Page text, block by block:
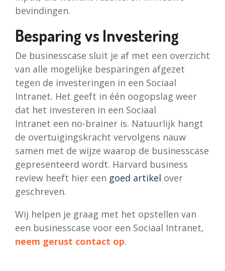
bevindingen.
Besparing vs Investering
De businesscase sluit je af met een overzicht
van alle mogelijke besparingen afgezet
tegen de investeringen in een Sociaal
Intranet. Het geeft in één oogopslag weer
dat het investeren in een Sociaal
Intranet een no-brainer is. Natuurlijk hangt
de overtuigingskracht vervolgens nauw
samen met de wijze waarop de businesscase
gepresenteerd wordt. Harvard business
review heeft hier een goed artikel over
geschreven.
Wij helpen je graag met het opstellen van
een businesscase voor een Sociaal Intranet,
neem gerust contact op.